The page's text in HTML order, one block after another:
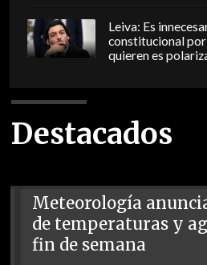
Leiva: Es
constitucional
quieren es
Destacados
Meteorología
de temperaturas y
fin de semana